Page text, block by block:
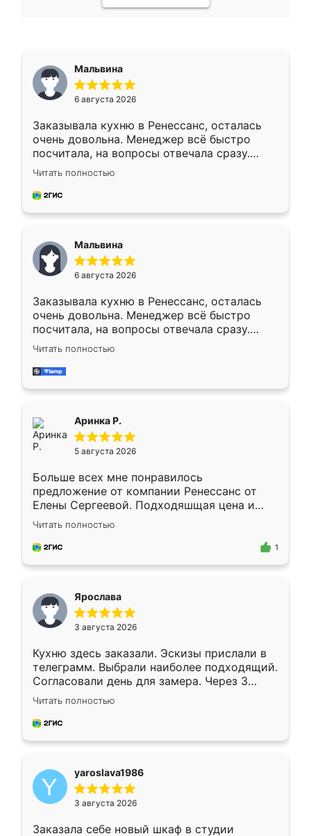
Мальвина
6 августа 2026
Заказывала кухню в Ренессанс, осталась
очень довольна. Менеджер всё быстро
посчитала, на вопросы отвечала сразу.
Замерщик приехал в субботу, подошёл к
делу со всей ответственностью. Собрали
за день, ребята работали аккуратно, даже
Читать полностью
Мальвина
6 августа 2026
Заказывала кухню в Ренессанс, осталась
очень довольна. Менеджер всё быстро
посчитала, на вопросы отвечала сразу.
Замерщик приехал в субботу, подошёл к
делу со всей ответственностью. Собрали
за день, ребята работали аккуратно, даже
Читать полностью
Аринка Р.
5 августа 2026
Больше всех мне понравилось
предложение от компании Ренессанс от
Елены Сергеевой. Подходяшщая цена и
короткие сроки изготовления. Приехавший
для замера сотрудник Владислав
предложил по моему эскизу самый
Читать полностью
1
Ярослава
3 августа 2026
Кухню здесь заказали. Эскизы прислали в
телеграмм. Выбрали наиболее подходящий.
Согласовали день для замера. Через 3
недели кухня была уже готова. Остались
довольны работой. Спасибо Ренессанс
мебель за качественную работу!
Читать полностью
yaroslava1986
3 августа 2026
Заказала себе новый шкаф в студии